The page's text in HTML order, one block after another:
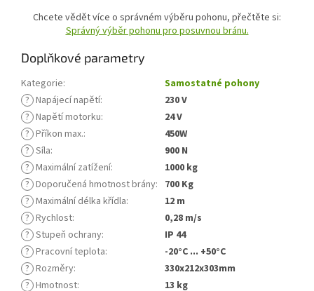
Chcete vědět více o správném výběru pohonu, přečtěte si:
Správný výběr pohonu pro posuvnou bránu.
Doplňkové parametry
Kategorie:
Samostatné pohony
? Napájecí napětí:
230 V
? Napětí motorku:
24 V
? Příkon max.:
450W
? Síla:
900 N
? Maximální zatížení:
1000 kg
? Doporučená hmotnost brány: 700 Kg
? Maximální délka křídla:
12 m
? Rychlost:
0,28 m/s
? Stupeň ochrany:
IP 44
? Pracovní teplota:
-20°C ... +50°C
? Rozměry:
330x212x303mm
? Hmotnost: 13 kg